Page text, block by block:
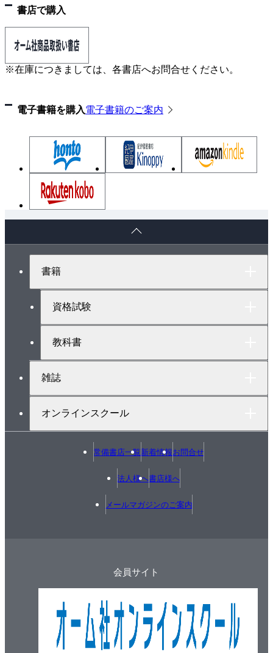
4.5 実践的なプロンプト設計
4.6 コード生成の実行と確認
4.7 LLMによるコード生成の未来像
Chapter 5 生成AIによるソフトウェアのテスト
5.2 テスト仕様書の生成
5.4 テストデータ生成
5.5 応用的なテスト工程での活用方法
5.6 デバッグ
5.7 今後の展望
Chapter 6 AIエージェントによるソフトウェア開発の
6.1 AIエージェント
6.3 AIエージェント活用のための基盤技術
7.1 LLM やそれを組み込んだ生成AIに対する評価
7.3 ソフトウェア開発における生成AIの評価
8.3 生成AIの導入リスクを最小化する
8.4 今後の展望
Chapter 9 生成AIによるソフトウェア産業の将来
9.1 AIとソフトウェアエンジニアリング
書店で購入
※在庫につきましては、各書店へお問合せください。
電子書籍を購入電子書籍のご案内
書籍
資格試験
教科書
雑誌
オンラインスクール
常備書店一覧新着情報お問合せ
法人様へ書店様へ
メールマガジンのご案内
会員サイト